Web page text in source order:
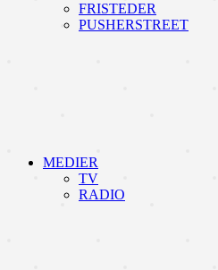
FRISTEDER
PUSHERSTREET
MEDIER
TV
RADIO